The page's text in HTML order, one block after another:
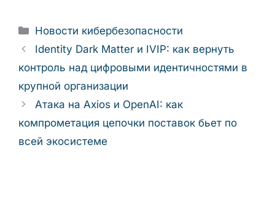
подозрительные письма и аномальную
активность аккаунтов. Регулярный
пересмотр стратегии кибербезопасности с
учетом эволюции подобных платформ
становится критически важным для защиты
бизнеса.
Рубрики
Новости кибербезопасности